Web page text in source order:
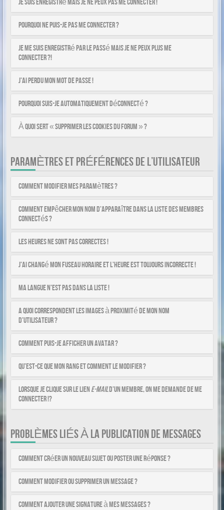
Je suis enregistré mais je ne peux pas me connecter !
Pourquoi ne puis-je pas me connecter ?
Je me suis enregistré par le passé mais je ne peux plus me
connecter ?!
J’ai perdu mon mot de passe !
Pourquoi suis-je automatiquement déconnecté ?
À quoi sert « Supprimer les cookies du forum » ?
PARAMÈTRES ET PRÉFÉRENCES DE L’UTILISATEUR
Comment modifier mes paramètres ?
Comment empêcher mon nom d’apparaître dans la liste des membres
connectés ?
Les heures ne sont pas correctes !
J’ai changé mon fuseau horaire et l’heure est toujours incorrecte !
Ma langue n’est pas dans la liste !
A quoi correspondent les images à proximité de mon nom
d’utilisateur ?
Comment puis-je afficher un avatar ?
Qu’est-ce que mon rang et comment le modifier ?
Lorsque je clique sur le liene-maild’un membre, on me demande de me
connecter !?
PROBLÈMES LIÉS À LA PUBLICATION DE MESSAGES
Comment créer un nouveau sujet ou poster une réponse ?
Comment modifier ou supprimer un message ?
Comment ajouter une signature à mes messages ?